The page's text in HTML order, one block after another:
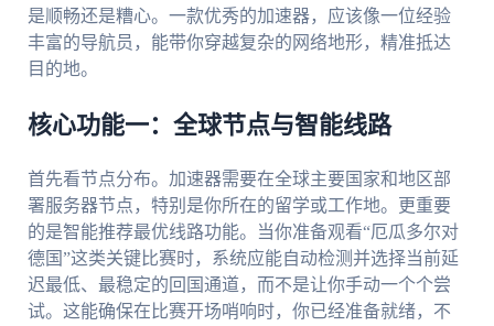
是顺畅还是糟心。一款优秀的加速器，应该像一位经验
丰富的导航员，能带你穿越复杂的网络地形，精准抵达
目的地。
核心功能一：全球节点与智能线路
首先看节点分布。加速器需要在全球主要国家和地区部
署服务器节点，特别是你所在的留学或工作地。更重要
的是智能推荐最优线路功能。当你准备观看“厄瓜多尔对
德国”这类关键比赛时，系统应能自动检测并选择当前延
迟最低、最稳定的回国通道，而不是让你手动一个个尝
试。这能确保在比赛开场哨响时，你已经准备就绪，不